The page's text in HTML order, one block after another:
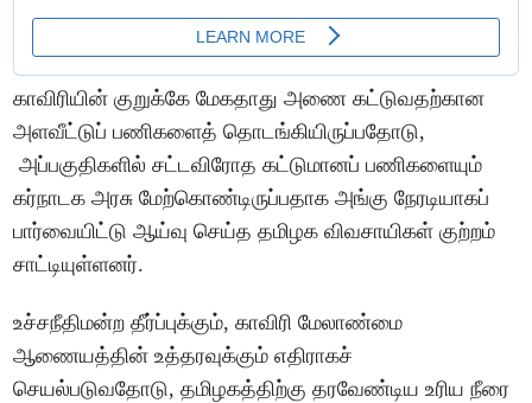
காவிரியின் குறுக்கே மேகதாது அணை கட்டுவதற்கான
அளவீட்டுப் பணிகளைத் தொடங்கியிருப்பதோடு,
அப்பகுதிகளில் சட்டவிரோத கட்டுமானப் பணிகளையும்
கர்நாடக அரசு மேற்கொண்டிருப்பதாக அங்கு நேரடியாகப்
பார்வையிட்டு ஆய்வு செய்த தமிழக விவசாயிகள் குற்றம்
சாட்டியுள்ளனர்.
உச்சநீதிமன்ற தீர்ப்புக்கும், காவிரி மேலாண்மை
ஆணையத்தின் உத்தரவுக்கும் எதிராகச்
செயல்படுவதோடு, தமிழகத்திற்கு தரவேண்டிய உரிய நீரை